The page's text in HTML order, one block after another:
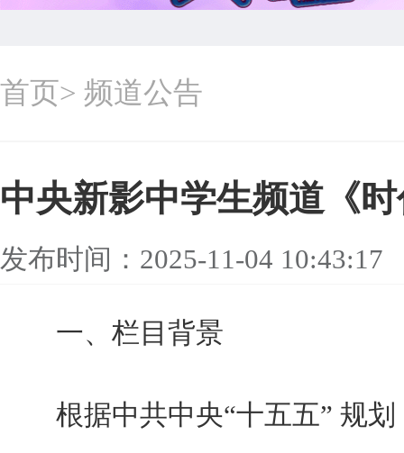
首页> 频道公告
中央新影中学生频道《
发布时间：2025-11-04 10:43:17
一、栏目背景
根据中共中央“十五五” 规划